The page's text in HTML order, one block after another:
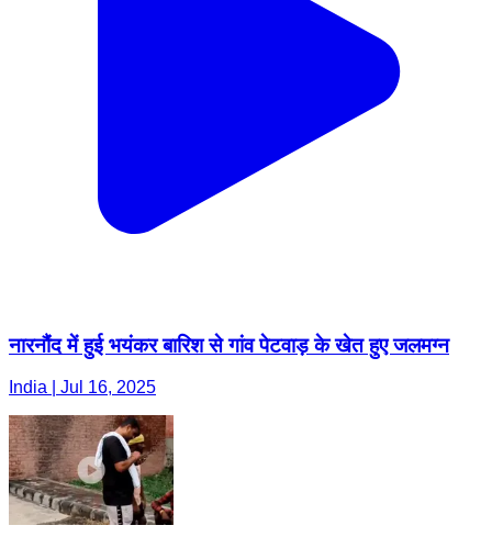
नारनौंद में हुई भयंकर बारिश से गांव पेटवाड़ के खेत हुए जलमग्न
India | Jul 16, 2025